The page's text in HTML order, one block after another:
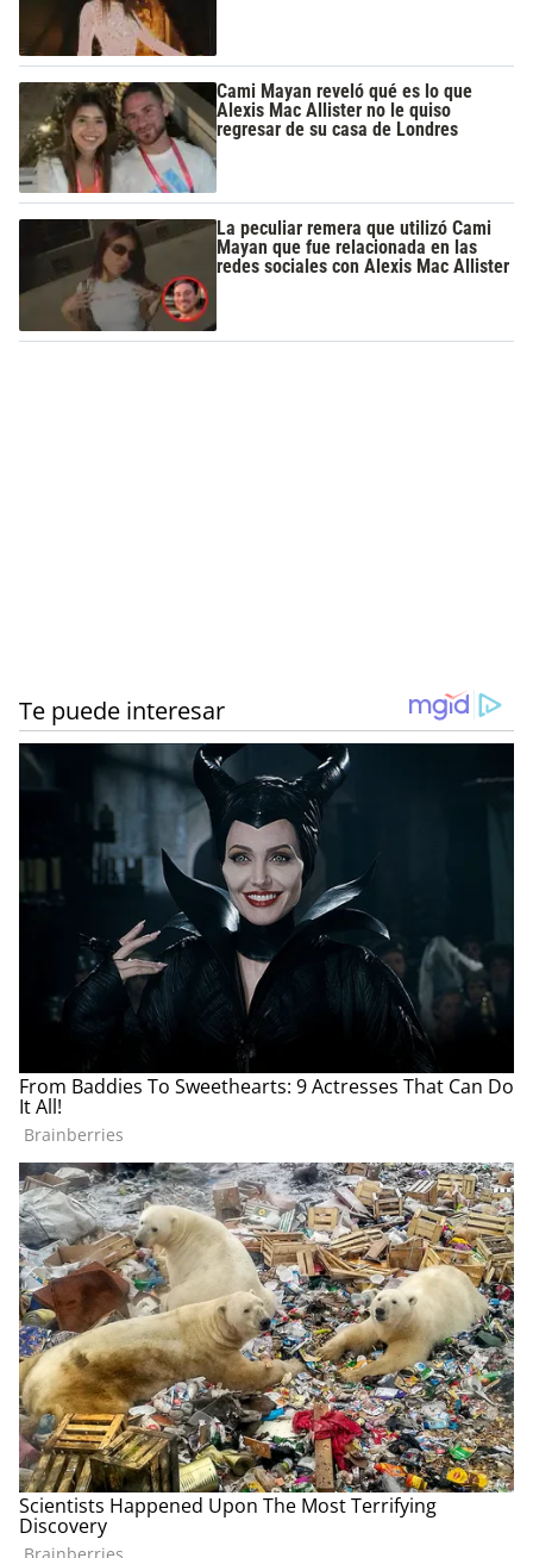
Cami Mayan reveló qué es lo que
Alexis Mac Allister no le quiso
regresar de su casa de Londres
La peculiar remera que utilizó Cami
Mayan que fue relacionada en las
redes sociales con Alexis Mac Allister